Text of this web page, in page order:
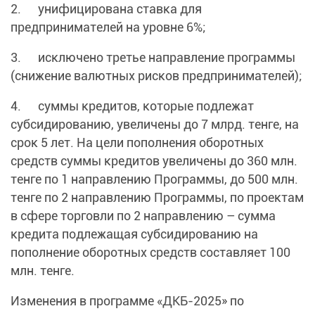
2. унифицирована ставка для
предпринимателей на уровне 6%;
3. исключено третье направление программы
(снижение валютных рисков предпринимателей);
4. суммы кредитов, которые подлежат
субсидированию, увеличены до 7 млрд. тенге, на
срок 5 лет. На цели пополнения оборотных
средств суммы кредитов увеличены до 360 млн.
тенге по 1 направлению Программы, до 500 млн.
тенге по 2 направлению Программы, по проектам
в сфере торговли по 2 направлению – сумма
кредита подлежащая субсидированию на
пополнение оборотных средств составляет 100
млн. тенге.
Изменения в программе «ДКБ-2025» по